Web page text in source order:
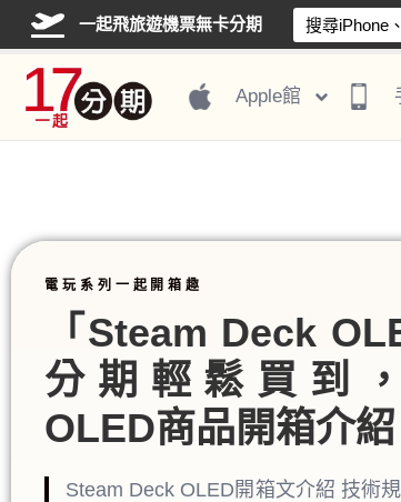
一起飛旅遊機票無卡分期
Apple館
電玩系列一起開箱趣
「Steam Deck
分期輕鬆買到
OLED商品開箱介紹
Steam Deck OLED開箱文介紹 技術